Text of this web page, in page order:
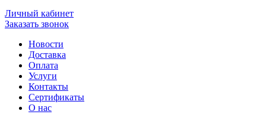
Личный кабинет
Заказать звонок
Новости
Доставка
Оплата
Услуги
Контакты
Cертификаты
О нас